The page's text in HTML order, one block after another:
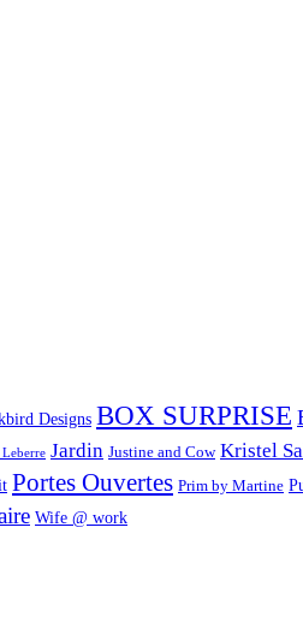
Designs BOX SURPRISE
Leberre Jardin Justine and Cow Kristel
Portes Ouvertes Prim by Martine
Wife @ work